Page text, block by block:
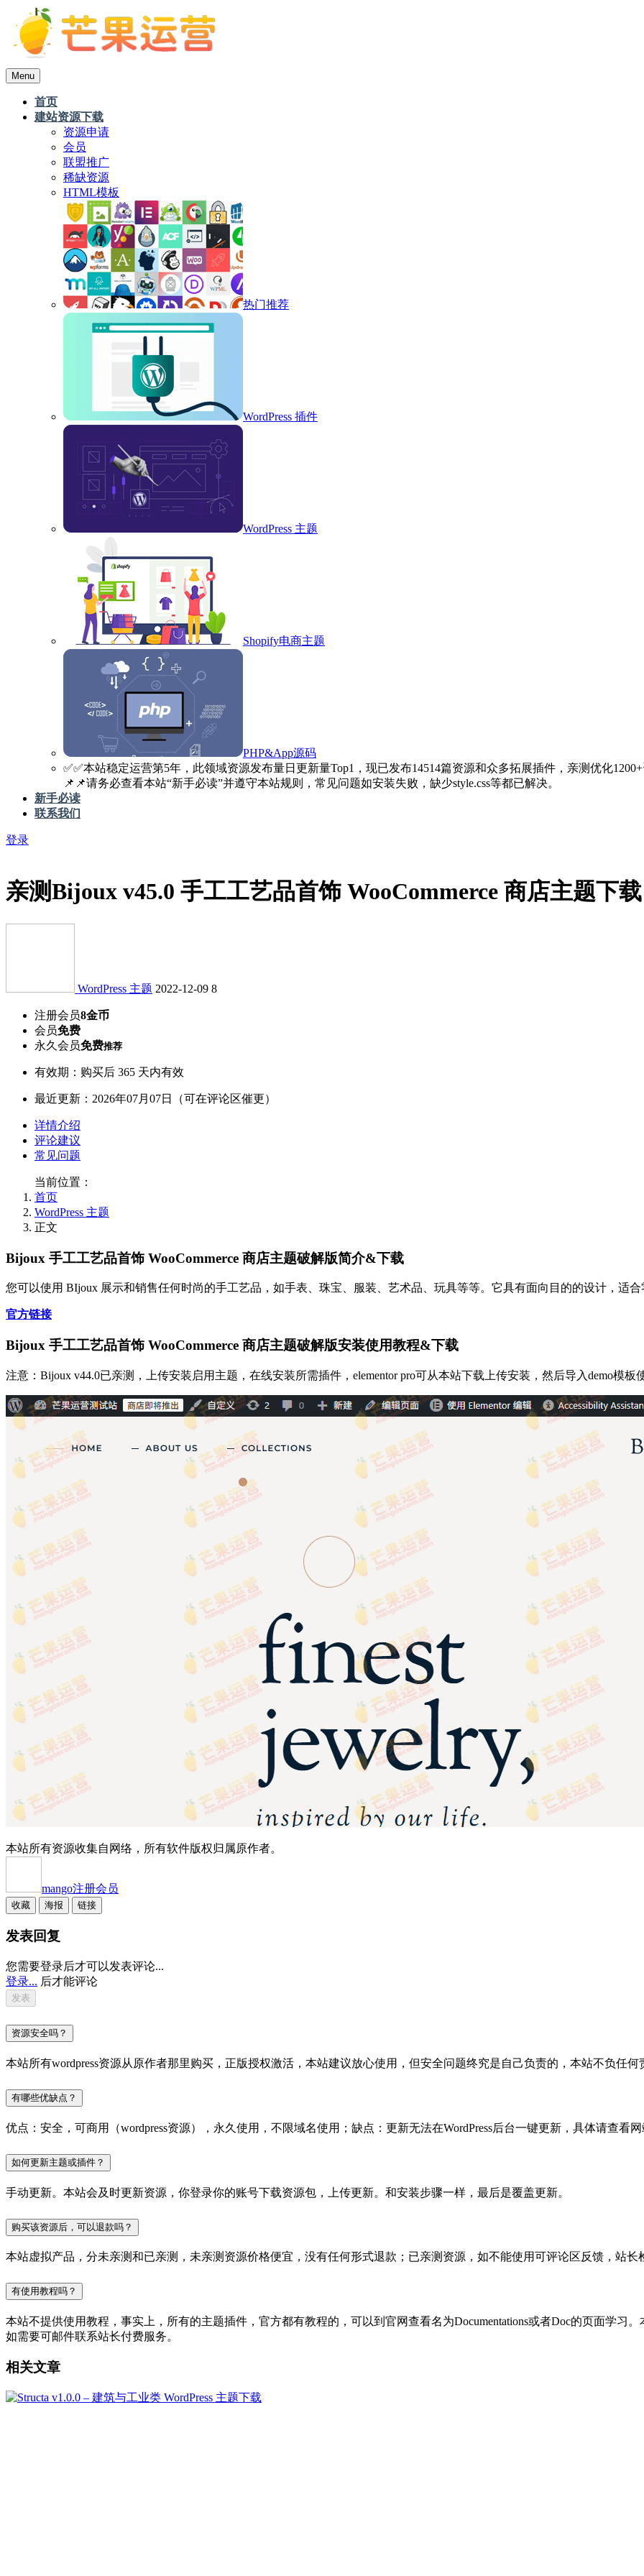
Menu
首页
建站资源下载
资源申请
会员
联盟推广
稀缺资源
HTML模板
热门推荐
WordPress 插件
WordPress 主题
Shopify电商主题
PHP&App源码
✅️✅️本站稳定运营第5年，此领域资源发布量日更新量Top1，现已发布14514篇资源和众多拓展插件，亲测优化
📌📌请务必查看本站“新手必读”并遵守本站规则，常见问题如安装失败，缺少style.css等都已解决。
新手必读
联系我们
登录
亲测Bijoux v45.0 手工工艺品首饰 WooCommerce 商店主题下载
WordPress 主题 2022-12-09 8
注册会员8金币
会员免费
永久会员免费推荐
有效期：购买后 365 天内有效
最近更新：2026年07月07日（可在评论区催更）
详情介绍
评论建议
常见问题
当前位置：
首页
WordPress 主题
正文
Bijoux 手工工艺品首饰 WooCommerce 商店主题破解版简介&下载
您可以使用 BIjoux 展示和销售任何时尚的手工艺品，如手表、珠宝、服装、艺术品、玩具等等。它具有面向目的的设计，适合
官方链接
Bijoux 手工工艺品首饰 WooCommerce 商店主题破解版安装使用教程&下载
注意：Bijoux v44.0已亲测，上传安装启用主题，在线安装所需插件，elementor pro可从本站下载上传安装，然后导入demo模板
本站所有资源收集自网络，所有软件版权归属原作者。
mango注册会员
收藏 海报 链接
发表回复
您需要登录后才可以发表评论...
登录... 后才能评论
资源安全吗？
本站所有wordpress资源从原作者那里购买，正版授权激活，本站建议放心使用，但安全问题终究是自己负责的，本站不负任何
有哪些优缺点？
优点：安全，可商用（wordpress资源），永久使用，不限域名使用；缺点：更新无法在WordPress后台一键更新，具体请查看网
如何更新主题或插件？
手动更新。本站会及时更新资源，你登录你的账号下载资源包，上传更新。和安装步骤一样，最后是覆盖更新。
购买该资源后，可以退款吗？
本站虚拟产品，分未亲测和已亲测，未亲测资源价格便宜，没有任何形式退款；已亲测资源，如不能使用可评论区反馈，站长
有使用教程吗？
本站不提供使用教程，事实上，所有的主题插件，官方都有教程的，可以到官网查看名为Documentations或者Doc的页面学习
如需要可邮件联系站长付费服务。
相关文章